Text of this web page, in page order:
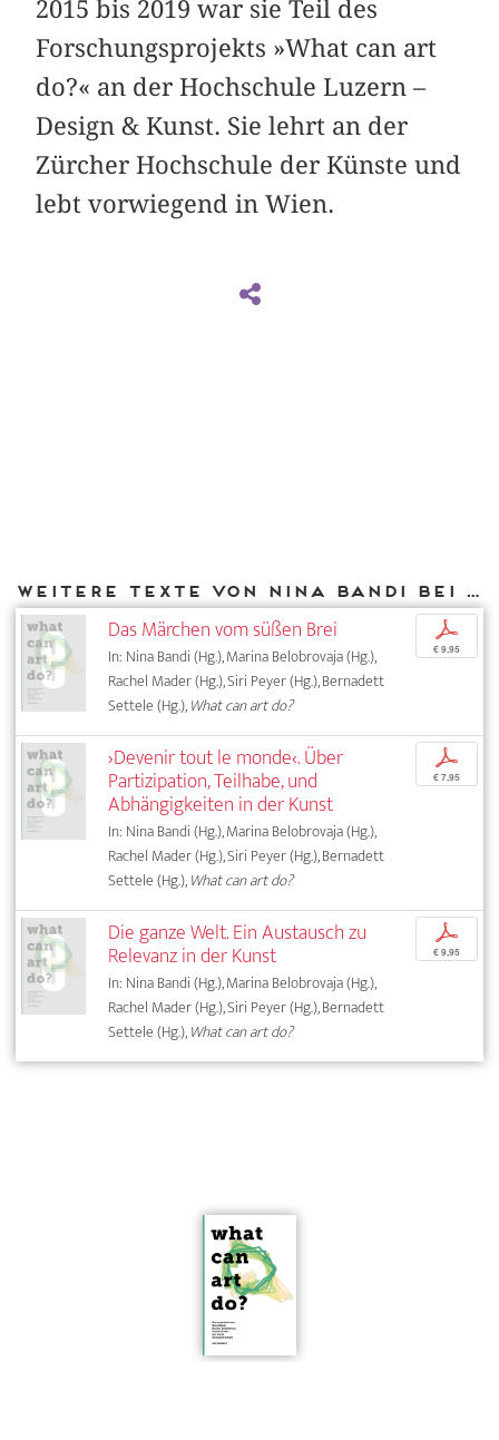
2015 bis 2019 war sie Teil des
Forschungsprojekts »What can art
do?« an der Hochschule Luzern –
Design & Kunst. Sie lehrt an der
Zürcher Hochschule der Künste und
lebt vorwiegend in Wien.
Weitere Texte von Nina Bandi bei DIAPHANES
Das Märchen vom süßen Brei
In: Nina Bandi (Hg.), Marina Belobrovaja (Hg.),
Rachel Mader (Hg.), Siri Peyer (Hg.), Bernadett
Settele (Hg.),What can art do?
p
€ 9,95
›Devenir tout le monde‹. Über
Partizipation, Teilhabe, und
Abhängigkeiten in der Kunst
In: Nina Bandi (Hg.), Marina Belobrovaja (Hg.),
Rachel Mader (Hg.), Siri Peyer (Hg.), Bernadett
Settele (Hg.),What can art do?
p
€ 7,95
Die ganze Welt. Ein Austausch zu
Relevanz in der Kunst
In: Nina Bandi (Hg.), Marina Belobrovaja (Hg.),
Rachel Mader (Hg.), Siri Peyer (Hg.), Bernadett
Settele (Hg.),What can art do?
p
€ 9,95